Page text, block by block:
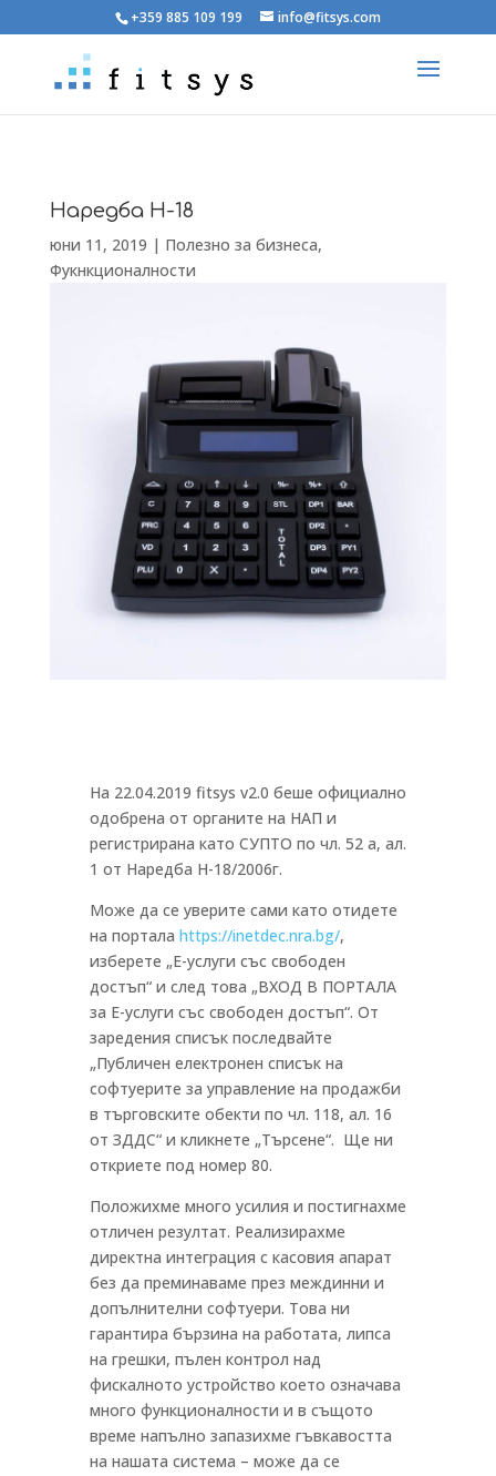
+359 885 109 199 info@fitsys.com
Наредба Н-18
юни 11, 2019 | Полезно за бизнеса,
Фукнкционалности
На 22.04.2019 fitsys v2.0 беше официално
одобрена от органите на НАП и
регистрирана като СУПТО по чл. 52 а, ал.
1 от Наредба Н-18/2006г.
Може да се уверите сами като отидете
на портала https://inetdec.nra.bg/,
изберете „Е-услуги със свободен
достъп“ и след това „ВХОД В ПОРТАЛА
за Е-услуги със свободен достъп“. От
заредения списък последвайте
„Публичен електронен списък на
софтуерите за управление на продажби
в търговските обекти по чл. 118, ал. 16
от ЗДДС“ и кликнете „Търсене“. Ще ни
откриете под номер 80.
Положихме много усилия и постигнахме
отличен резултат. Реализирахме
директна интеграция с касовия апарат
без да преминаваме през междинни и
допълнителни софтуери. Това ни
гарантира бързина на работата, липса
на грешки, пълен контрол над
фискалното устройство което означава
много функционалности и в същото
време напълно запазихме гъвкавостта
на нашата система – може да се